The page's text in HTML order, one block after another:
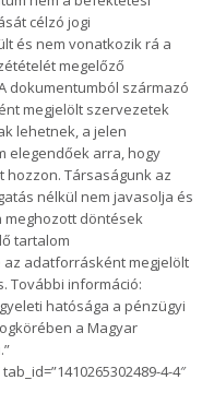
célzó jogi
és nem vonatkozik rá a
megelőző
dokumentumból származó
megjelölt szervezetek
lehetnek, a jelen
elegendőek arra, hogy
Társaságunk az
nélkül nem javasolja és
döntések
tartalom
adatforrásként megjelölt
További információ:
hatósága a pénzügyi
a Magyar
4-4″